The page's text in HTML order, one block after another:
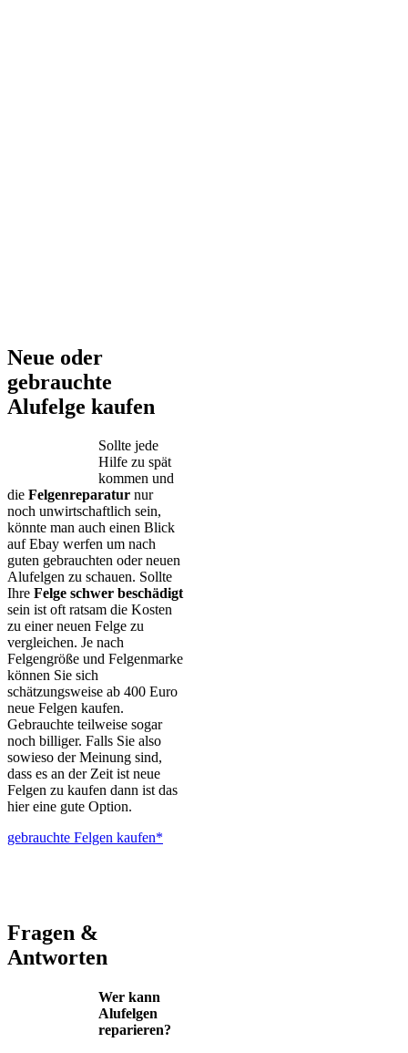
Neue oder
gebrauchte
Alufelge kaufen
Sollte jede
Hilfe zu spät
kommen und
die Felgenreparatur nur
noch unwirtschaftlich sein,
könnte man auch einen Blick
auf Ebay werfen um nach
guten gebrauchten oder neuen
Alufelgen zu schauen. Sollte
Ihre Felge schwer beschädigt
sein ist oft ratsam die Kosten
zu einer neuen Felge zu
vergleichen. Je nach
Felgengröße und Felgenmarke
können Sie sich
schätzungsweise ab 400 Euro
neue Felgen kaufen.
Gebrauchte teilweise sogar
noch billiger. Falls Sie also
sowieso der Meinung sind,
dass es an der Zeit ist neue
Felgen zu kaufen dann ist das
hier eine gute Option.
gebrauchte Felgen kaufen*
Fragen &
Antworten
Wer kann
Alufelgen
reparieren?